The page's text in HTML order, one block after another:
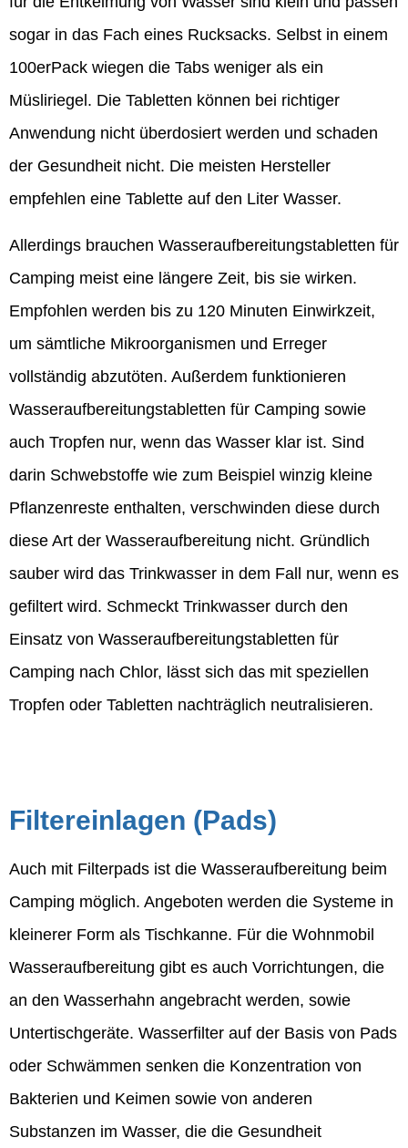
sogar in das Fach eines Rucksacks. Selbst in einem
100erPack wiegen die Tabs weniger als ein
Müsliriegel. Die Tabletten können bei richtiger
Anwendung nicht überdosiert werden und schaden
der Gesundheit nicht. Die meisten Hersteller
empfehlen eine Tablette auf den Liter Wasser.
Allerdings brauchen Wasseraufbereitungstabletten für
Camping meist eine längere Zeit, bis sie wirken.
Empfohlen werden bis zu 120 Minuten Einwirkzeit,
um sämtliche Mikroorganismen und Erreger
vollständig abzutöten. Außerdem funktionieren
Wasseraufbereitungstabletten für Camping sowie
auch Tropfen nur, wenn das Wasser klar ist. Sind
darin Schwebstoffe wie zum Beispiel winzig kleine
Pflanzenreste enthalten, verschwinden diese durch
diese Art der Wasseraufbereitung nicht. Gründlich
sauber wird das Trinkwasser in dem Fall nur, wenn es
gefiltert wird. Schmeckt Trinkwasser durch den
Einsatz von Wasseraufbereitungstabletten für
Camping nach Chlor, lässt sich das mit speziellen
Tropfen oder Tabletten nachträglich neutralisieren.
Filtereinlagen (Pads)
Auch mit Filterpads ist die Wasseraufbereitung beim
Camping möglich. Angeboten werden die Systeme in
kleinerer Form als Tischkanne. Für die Wohnmobil
Wasseraufbereitung gibt es auch Vorrichtungen, die
an den Wasserhahn angebracht werden, sowie
Untertischgeräte. Wasserfilter auf der Basis von Pads
oder Schwämmen senken die Konzentration von
Bakterien und Keimen sowie von anderen
Substanzen im Wasser, die die Gesundheit